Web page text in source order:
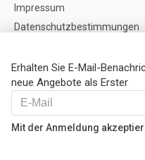
Erhalten Sie E-Mail-
neue Angebote als Erster
Mit der Anmeldung
Impressum
Datenschutzbestimmungen
Cookie-Einstellunge
Hilfe
FAQ
Unsere Partner